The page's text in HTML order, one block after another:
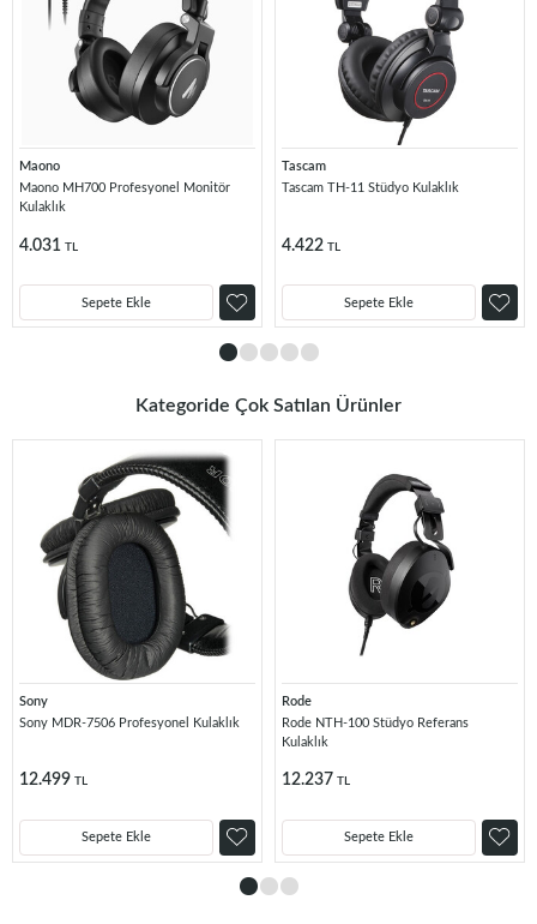
Maono
Maono MH700 Profesyonel Monitör
Kulaklık
4.031 TL
Sepete Ekle
Tascam
Tascam TH-11 Stüdyo Kulaklık
4.422 TL
Sepete Ekle
Kategoride Çok Satılan Ürünler
Sony
Sony MDR-7506 Profesyonel Kulaklık
12.499 TL
Sepete Ekle
Rode
Rode NTH-100 Stüdyo Referans
Kulaklık
12.237 TL
Sepete Ekle